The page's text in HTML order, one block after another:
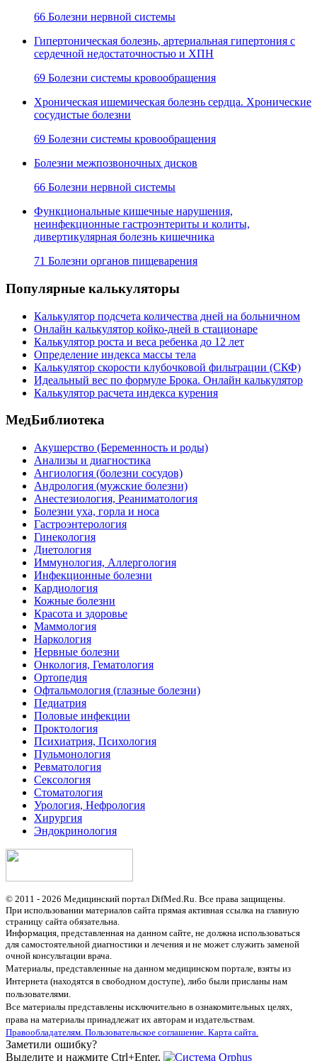
66 Болезни нервной системы
Гипертоническая болезнь, артериальная гипертония с
сердечной недостаточностью и ХПН
69 Болезни системы кровообращения
Хроническая ишемическая болезнь сердца. Хронические
сосудистые болезни
69 Болезни системы кровообращения
Болезни межпозвоночных дисков
66 Болезни нервной системы
Функциональные кишечные нарушения,
неинфекционные гастроэнтериты и колиты,
дивертикулярная болезнь кишечника
71 Болезни органов пищеварения
Популярные калькуляторы
Калькулятор подсчета количества дней на больничном
Онлайн калькулятор койко-дней в стационаре
Калькулятор роста и веса ребенка до 12 лет
Определение индекса массы тела
Калькулятор скорости клубочковой фильтрации (СКФ)
Идеальный вес по формуле Брока. Онлайн калькулятор
Калькулятор расчета индекса курения
МедБиблиотека
Акушерство (Беременность и роды)
Анализы и диагностика
Ангиология (болезни сосудов)
Андрология (мужские болезни)
Анестезиология, Реаниматология
Болезни уха, горла и носа
Гастроэнтерология
Гинекология
Диетология
Иммунология, Аллергология
Инфекционные болезни
Кардиология
Кожные болезни
Красота и здоровье
Маммология
Наркология
Нервные болезни
Онкология, Гематология
Ортопедия
Офтальмология (глазные болезни)
Педиатрия
Половые инфекции
Проктология
Психиатрия, Психология
Пульмонология
Ревматология
Сексология
Стоматология
Урология, Нефрология
Хирургия
Эндокринология
© 2011 - 2026 Медицинский портал DifMed.Ru. Все права защищены.
При использовании материалов сайта прямая активная ссылка на главную
страницу сайта обязательна.
Информация, представленная на данном сайте, не должна использоваться
для самостоятельной диагностики и лечения и не может служить заменой
очной консультации врача.
Материалы, представленные на данном медицинском портале, взяты из
Интернета (находятся в свободном доступе), либо были присланы нам
пользователями.
Все материалы представлены исключительно в ознакомительных целях,
права на материалы принадлежат их авторам и издательствам.
Правообладателям. Пользовательское соглашение. Карта сайта.
Заметили ошибку?
Выделите и нажмите Ctrl+Enter.